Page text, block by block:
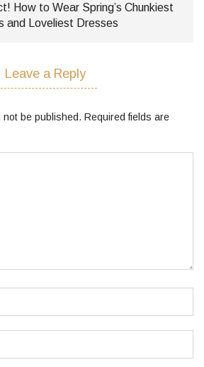
How to Wear Spring’s Chunkiest
and Loveliest Dresses
Leave a Reply
not be published. Required fields are